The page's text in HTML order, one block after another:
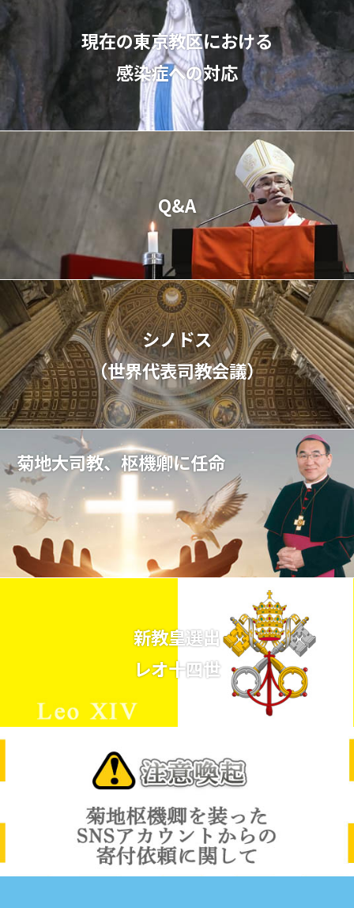
現在の東京教区における
感染症への対応
Q&A
シノドス
（世界代表司教会議）
菊地大司教、枢機卿に任命
新教皇選出
レオ十四世